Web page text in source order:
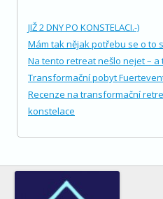
JIŽ 2 DNY PO KONSTELACI.-)
Mám tak nějak potřebu se o to
Na tento retreat nešlo nejet – a
Transformační pobyt
Recenze na transformační
konstelace